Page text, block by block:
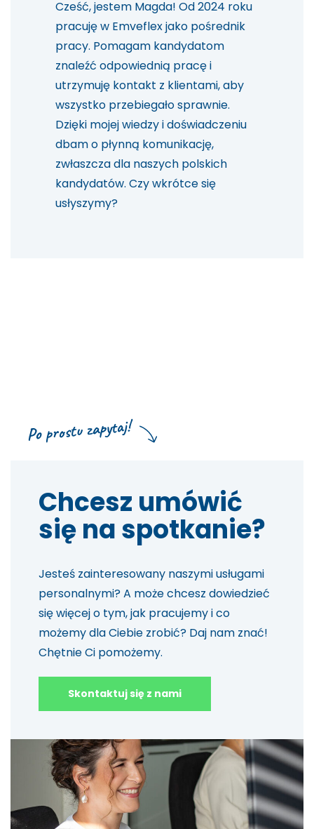
Cześć, jestem Magda! Od 2024 roku
pracuję w Emveflex jako pośrednik
pracy. Pomagam kandydatom
znaleźć odpowiednią pracę i
utrzymuję kontakt z klientami, aby
wszystko przebiegało sprawnie.
Dzięki mojej wiedzy i doświadczeniu
dbam o płynną komunikację,
zwłaszcza dla naszych polskich
kandydatów. Czy wkrótce się
usłyszymy?
Po prostu zapytaj!
Chcesz umówić
się na spotkanie?
Jesteś zainteresowany naszymi usługami
personalnymi? A może chcesz dowiedzieć
się więcej o tym, jak pracujemy i co
możemy dla Ciebie zrobić? Daj nam znać!
Chętnie Ci pomożemy.
Skontaktuj się z nami